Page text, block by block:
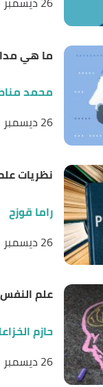
Psychological
ما هي
محمد
26 ديسمبر 2021
نظريات
راما قوزح
26 ديسمبر 2021
علم
حازم
26 ديسمبر 2021